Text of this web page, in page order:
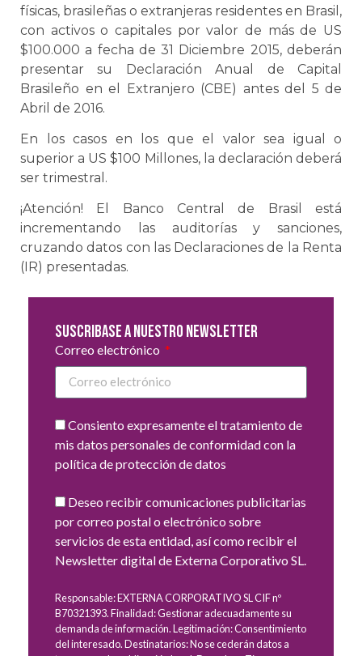
físicas, brasileñas o extranjeras residentes en Brasil,
con activos o capitales por valor de más de US
$100.000 a fecha de 31 Diciembre 2015, deberán
presentar su Declaración Anual de Capital
Brasileño en el Extranjero (CBE) antes del 5 de
Abril de 2016.
En los casos en los que el valor sea igual o
superior a US $100 Millones, la declaración deberá
ser trimestral.
¡Atención! El Banco Central de Brasil está
incrementando las auditorías y sanciones,
cruzando datos con las Declaraciones de la Renta
(IR) presentadas.
Suscribase a nuestro newsletter
Correo electrónico
Consiento expresamente el tratamiento de
mis datos personales de conformidad con la
política de protección de datos
Deseo recibir comunicaciones publicitarias
por correo postal o electrónico sobre
servicios de esta entidad, así como recibir el
Newsletter digital de Externa Corporativo SL.
Responsable: EXTERNA CORPORATIVO SL CIF nº
B70321393. Finalidad: Gestionar adecuadamente su
demanda de información. Legitimación: Consentimiento
del interesado. Destinatarios: No se cederán datos a